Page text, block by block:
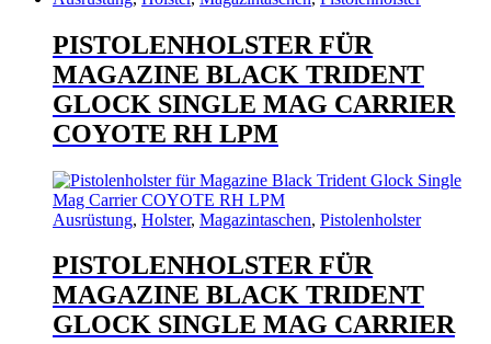
weist
mehrere
Varianten
auf.
Die
Optionen
auf
der
Produktseite
gewählt
werden
PISTOLENHOLSTER FÜR
MAGAZINE BLACK TRIDENT
GLOCK SINGLE MAG CARRIER
COYOTE RH LPM
Ausrüstung, Holster, Magazintaschen, Pistolenholster
PISTOLENHOLSTER FÜR
MAGAZINE BLACK TRIDENT
GLOCK SINGLE MAG CARRIER